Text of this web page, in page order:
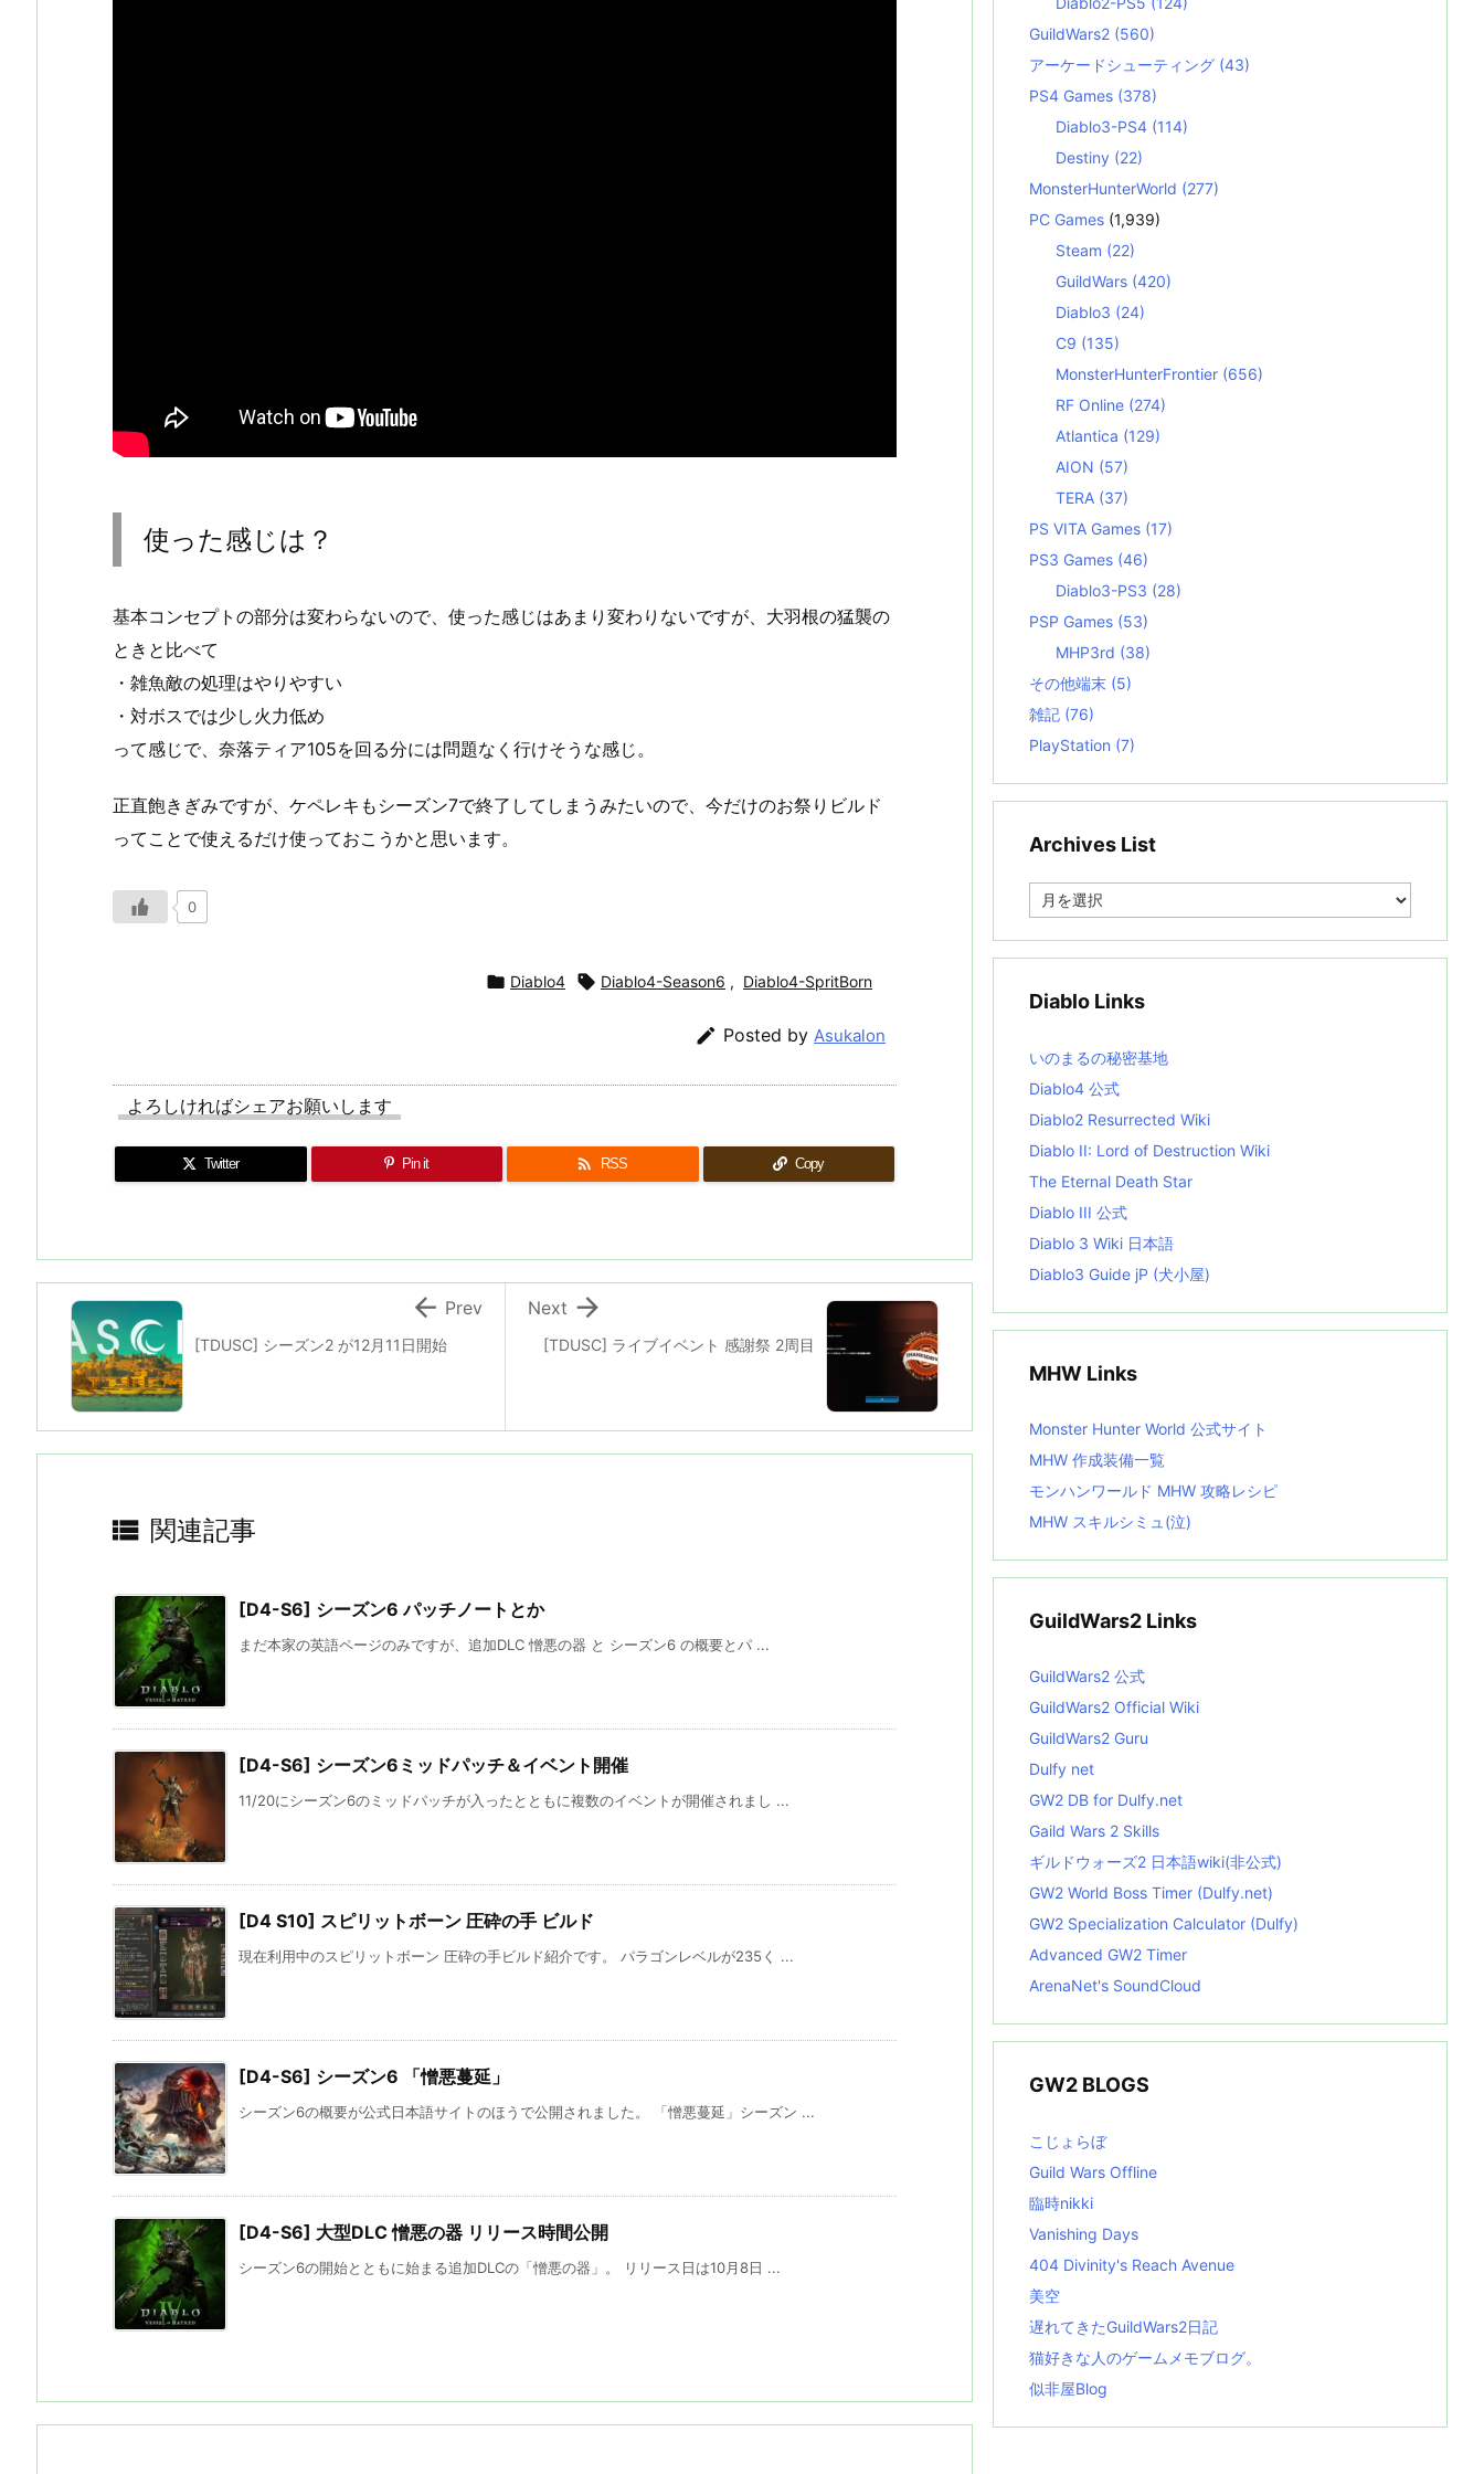
使った感じは？
基本コンセプトの部分は変わらないので、使った感じはあまり変わりないですが、大羽根の猛襲の
ときと比べて
・雑魚敵の処理はやりやすい
・対ボスでは少し火力低め
って感じで、奈落ティア105を回る分には問題なく行けそうな感じ。
正直飽きぎみですが、ケペレキもシーズン7で終了してしまうみたいので、今だけのお祭りビルド
ってことで使えるだけ使っておこうかと思います。
0
 Diablo4  Diablo4-Season6 , Diablo4-SpritBorn
 Posted by Asukalon
よろしければシェアお願いします
Twitter Pin it  RSS Copy
[TDUSC] ライブイベント 感謝祭 2周目

Next
[TDUSC] シーズン2 が12月11日開始
 Prev
 関連記事
[D4-S6] シーズン6 パッチノートとか
まだ本家の英語ページのみですが、追加DLC 憎悪の器 と シーズン6 の概要とパ ...
[D4-S6] シーズン6ミッドパッチ＆イベント開催
11/20にシーズン6のミッドパッチが入ったとともに複数のイベントが開催されまし ...
[D4 S10] スピリットボーン 圧砕の手 ビルド
現在利用中のスピリットボーン 圧砕の手ビルド紹介です。 パラゴンレベルが235く ...
[D4-S6] シーズン6 「憎悪蔓延」
シーズン6の概要が公式日本語サイトのほうで公開されました。 「憎悪蔓延」シーズン ...
[D4-S6] 大型DLC 憎悪の器 リリース時間公開
シーズン6の開始とともに始まる追加DLCの「憎悪の器」。 リリース日は10月8日 ...
GuildWars2 (560)
アーケードシューティング (43)
PS4 Games (378)
Diablo3-PS4 (114)
Destiny (22)
MonsterHunterWorld (277)
PC Games (1,939)
Steam (22)
GuildWars (420)
Diablo3 (24)
C9 (135)
MonsterHunterFrontier (656)
RF Online (274)
Atlantica (129)
AION (57)
TERA (37)
PS VITA Games (17)
PS3 Games (46)
Diablo3-PS3 (28)
PSP Games (53)
MHP3rd (38)
その他端末 (5)
雑記 (76)
PlayStation (7)
Archives List
e
i
s
t
Diablo Links
いのまるの秘密基地
Diablo4 公式
Diablo2 Resurrected Wiki
Diablo II: Lord of Destruction Wiki
The Eternal Death Star
Diablo III 公式
Diablo 3 Wiki 日本語
Diablo3 Guide jP (犬小屋)
MHW Links
Monster Hunter World 公式サイト
MHW 作成装備一覧
モンハンワールド MHW 攻略レシピ
MHW スキルシミュ(泣)
GuildWars2 Links
GuildWars2 公式
GuildWars2 Official Wiki
GuildWars2 Guru
Dulfy net
GW2 DB for Dulfy.net
Gaild Wars 2 Skills
ギルドウォーズ2 日本語wiki(非公式)
GW2 World Boss Timer (Dulfy.net)
GW2 Specialization Calculator (Dulfy)
Advanced GW2 Timer
ArenaNet's SoundCloud
GW2 BLOGS
こじょらぼ
Guild Wars Offline
臨時nikki
Vanishing Days
404 Divinity's Reach Avenue
美空
遅れてきたGuildWars2日記
猫好きな人のゲームメモブログ。
似非屋Blog